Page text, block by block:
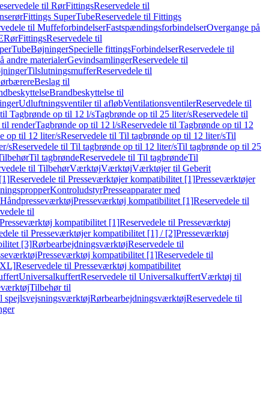
til RørFittingsReservedele til
Fittings SuperTubeReservedele til Fittings
til MuffeforbindelserFastspændingsforbindelserOvergange på
RørFittingsReservedele til
BøjningerSpecielle fittingsForbindelserReservedele til
andre materialerGevindsamlingerReservedele til
TilslutningsmufferReservedele til
Beslag til
Brandbeskyttelse til
Udluftningsventiler til afløbVentilationsventilerReservedele til
Tagbrønde op til 12 l/sTagbrønde op til 25 liter/sReservedele til
til renderTagbrønde op til 12 l/sReservedele til Tagbrønde op til 12
op til 12 liter/sReservedele til Til tagbrønde op til 12 liter/sTil
sReservedele til Til tagbrønde op til 12 liter/sTil tagbrønde op til 25
Til tagbrøndeReservedele til Til tagbrøndeTil
til TilbehørVærktøjVærktøjVærktøjer til Geberit
Reservedele til Presseværktøjer kompatibilitet [1]Presseværktøjer
KontroludstyrPresseapparater med
Presseværktøj kompatibilitet [1]Reservedele til
til
Presseværktøj kompatibilitet [1]Reservedele til Presseværktøj
til Presseværktøjer kompatibilitet [1] / [2]Presseværktøj
[3]RørbearbejdningsværktøjReservedele til
Presseværktøj kompatibilitet [1]Reservedele til
Reservedele til Presseværktøj kompatibilitet
UniversalkuffertReservedele til UniversalkuffertVærktøj til
Tilbehør til
spejlsvejsningsværktøjRørbearbejdningsværktøjReservedele til